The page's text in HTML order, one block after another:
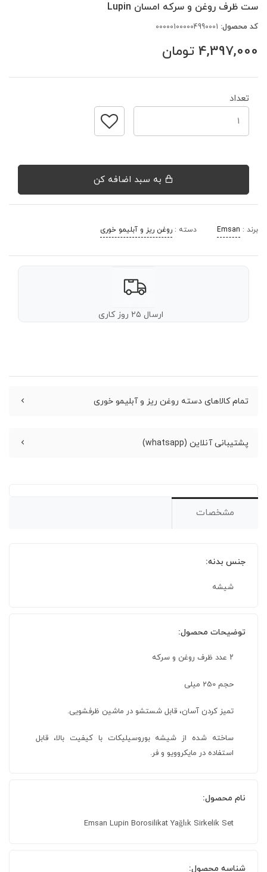
ست ظرف روغن و سرکه امسان Lupin
کد محصول:
4,397,000 تومان
تعداد
برند : Emsan دسته : روغن ریز و آبلیمو خوری
ارسال ۲۵ روز کاری
تمام کالاهای دسته روغن ریز و آبلیمو خوری
پشتیبانی آنلاین (whatsapp)
مشخصات
جنس بدنه:
شیشه
توضیحات محصول:
۲ عدد ظرف روغن و سرکه
حجم 250 میلی
تمیز کردن آسان، قابل شستشو در ماشین ظرفشویی.
ساخته شده از شیشه بوروسیلیکات با کیفیت بالا، قابل
استفاده در مایکروویو و فر.
نام محصول:
Emsan Lupin Borosilikat Yağlık Sirkelik Set
شناسه محصول: